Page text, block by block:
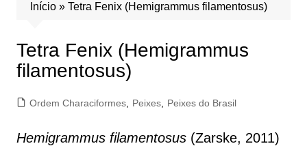
Início» Tetra Fenix (Hemigrammus filamentosus)
Tetra Fenix (Hemigrammus
filamentosus)
Ordem Characiformes, Peixes, Peixes do Brasil
Hemigrammus filamentosus(Zarske, 2011)